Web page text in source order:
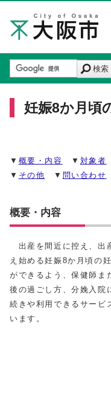
検索
妊娠8か月頃
▼ 概要・内容 ▼ 対象者
▼ その他 ▼ 問い合わせ
概要・内容
出産を間近に控え、出
え始める妊娠8か月頃の
ができるよう、保健師ま
後の過ごし方、分娩入院
続きや利用できるサービ
います。